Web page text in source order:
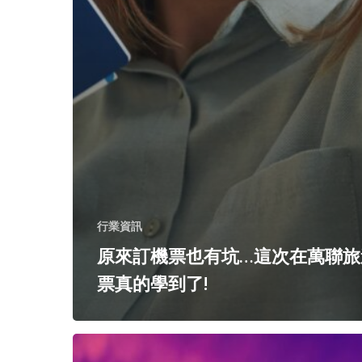
行業資訊
原來訂機票也有坑…這次在萬聯
票真的學到了!